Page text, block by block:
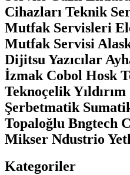
Cihazları Teknik
Mutfak Servisleri
Mutfak Servisi
Dijitsu Yazıcılar
İzmak Cobol Hosk
Teknoçelik Yıldırım
Şerbetmatik
Topaloğlu Bngtech
Mikser Ndustrio
Kategoriler